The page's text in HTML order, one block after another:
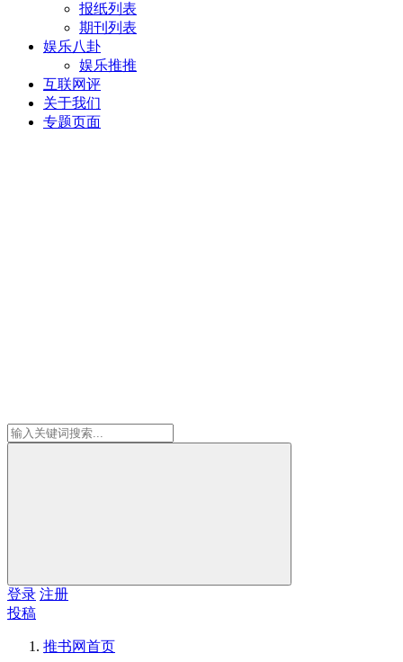
报纸列表
期刊列表
娱乐八卦
娱乐推推
互联网评
关于我们
专题页面
登录 注册
投稿
推书网首页